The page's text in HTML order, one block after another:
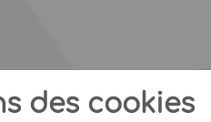
des cookies